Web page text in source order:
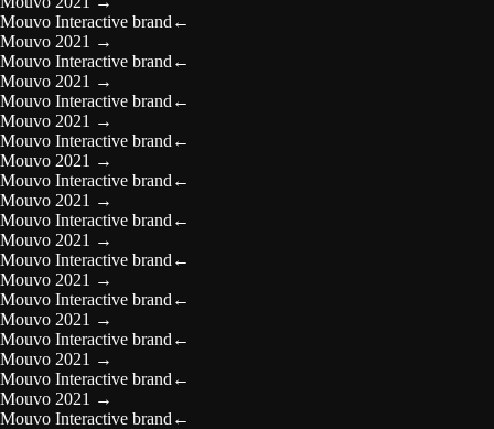
Mouvo Interactive brand ←
Mouvo 2021 →
Mouvo Interactive brand ←
Mouvo 2021 →
Mouvo Interactive brand ←
Mouvo 2021 →
Mouvo Interactive brand ←
Mouvo 2021 →
Mouvo Interactive brand ←
Mouvo 2021 →
Mouvo Interactive brand ←
Mouvo 2021 →
Mouvo Interactive brand ←
Mouvo 2021 →
Mouvo Interactive brand ←
Mouvo 2021 →
Mouvo Interactive brand ←
Mouvo 2021 →
Mouvo Interactive brand ←
Mouvo 2021 →
Mouvo Interactive brand ←